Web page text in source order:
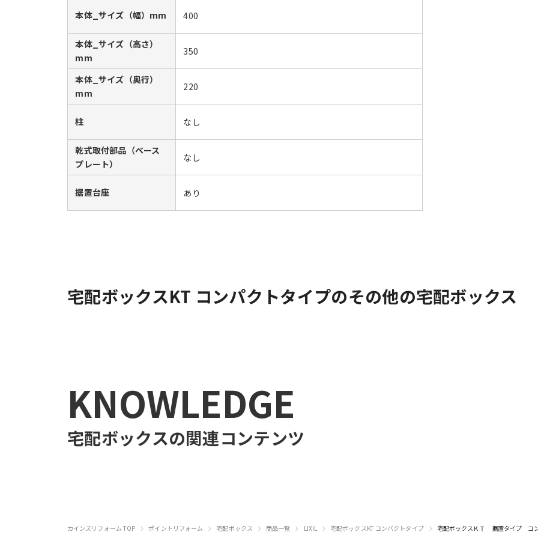
本体_サイズ（幅）mm 400
本体_サイズ（高さ）
mm
350
本体_サイズ（奥行）
mm
220
柱 なし
乾式取付部品（ベース
プレート）
なし
据置台座 あり
宅配ボックスKT コンパクトタイプのその他の宅配ボックス
KNOWLEDGE
宅配ボックスの関連コンテンツ
カインズリフォーム TOP › ポイントリフォーム › 宅配ボックス › 商品一覧 › LIXIL › 宅配ボックスKT コンパクトタイプ › 宅配ボックスＫＴ 据置タイプ コ